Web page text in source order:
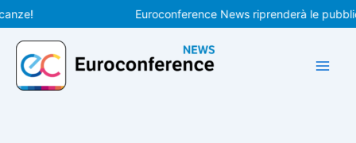
Vai
al
contenuto
Euroconference News riprenderà le